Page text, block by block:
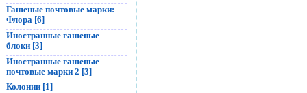
Гашеные почтовые марки:
Флора [6]
Иностранные гашеные
блоки [3]
Иностранные гашеные
почтовые марки 2 [3]
Колонии [1]